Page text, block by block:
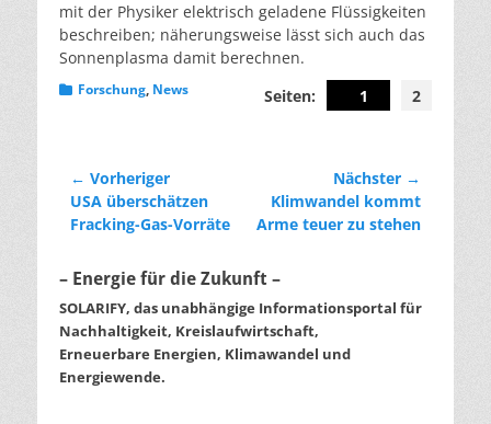
mit der Physiker elektrisch geladene Flüssigkeiten
beschreiben; näherungsweise lässt sich auch das
Sonnenplasma damit berechnen.
Seiten:
1 2
Kategorien
Forschung, News
Beitragsnavigation
← Vorheriger
Vorheriger
Beitrag:
USA überschätzen
Fracking-Gas-Vorräte
Nächster →
Nächster
Beitrag:
Klimwandel kommt
Arme teuer zu stehen
– Energie für die Zukunft –
SOLARIFY, das unabhängige Informationsportal für
Nachhaltigkeit, Kreislaufwirtschaft,
Erneuerbare Energien, Klimawandel und
Energiewende.